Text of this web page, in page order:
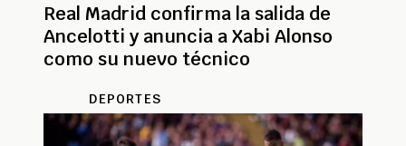
Real Madrid confirma la salida de
Ancelotti y anuncia a Xabi Alonso
como su nuevo técnico
DEPORTES